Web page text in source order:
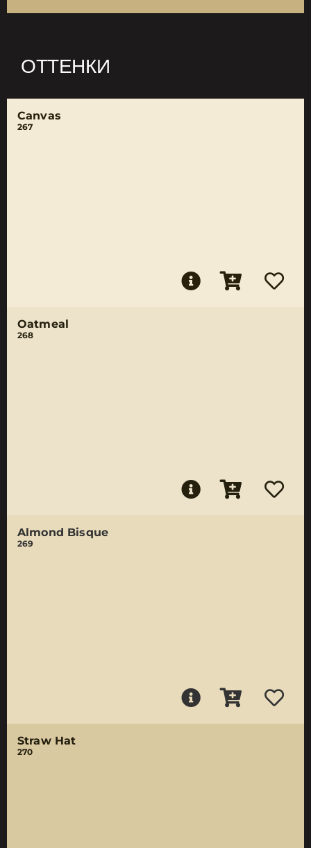
ОТТЕНКИ
Canvas
267
Oatmeal
268
Almond Bisque
269
Straw Hat
270